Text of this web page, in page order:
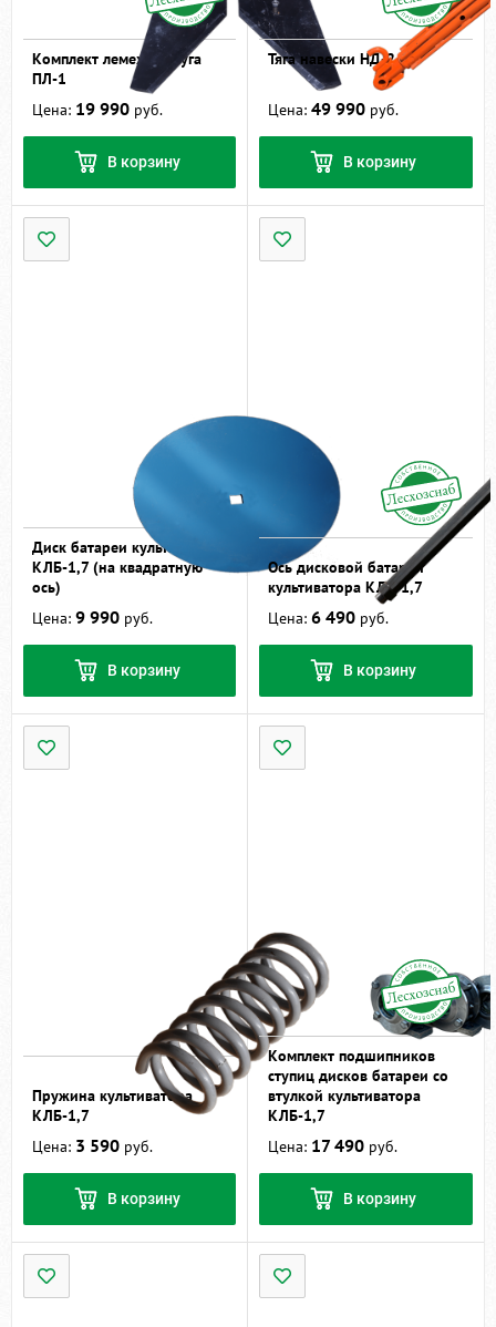
Комплект лемехов плуга
ПЛ-1
Цена: 19 990 руб.
В корзину
Тяга навески НД-2
Цена: 49 990 руб.
В корзину
Диск батареи культиватора
КЛБ-1,7 (на квадратную
ось)
Цена: 9 990 руб.
В корзину
Ось дисковой батареи
культиватора КЛБ-1,7
Цена: 6 490 руб.
В корзину
Пружина культиватора
КЛБ-1,7
Цена: 3 590 руб.
В корзину
Комплект подшипников
ступиц дисков батареи со
втулкой культиватора
КЛБ-1,7
Цена: 17 490 руб.
В корзину